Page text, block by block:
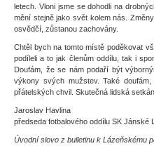
letech. Vloni jsme se dohodli na
mění stejně jako svět kolem nás.
osvědčí, zůstanou zachovány.
Chtěl bych na tomto místě poděkovat
podíleli a to jak členům oddílu, tak i
Doufám, že se nám podaří být
výkony svých mužstev. Také
přátelských chvil. Skutečná lidská
Jaroslav Havlina
předseda fotbalového oddílu SK Jánské
Úvodní slovo z bulletinu k Lázeňskému